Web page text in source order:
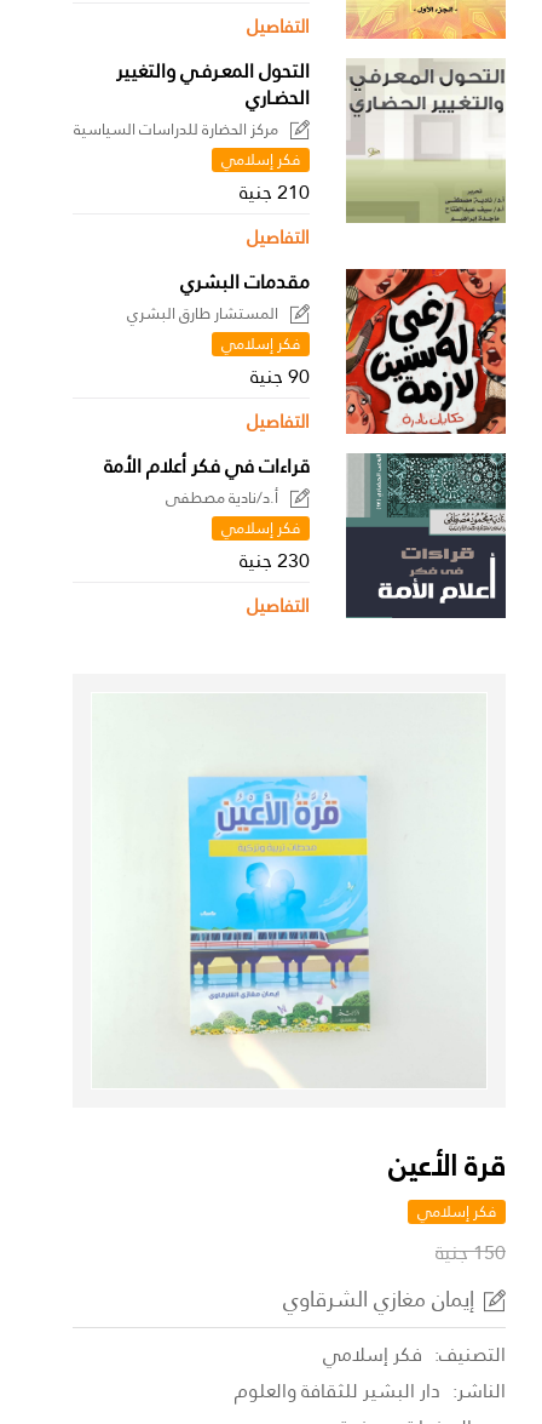
التفاصيل
التحول المعـرفـي والتغيير
الحضـاري
مركز الحضارة للدراسات السياسية
فكر إسلامي
210 جنية
التفاصيل
مقدمات البشري
المستشار طارق البشري
فكر إسلامي
90 جنية
التفاصيل
قراءات في فكر أعلام الأمة
أ.د/نادية مصطفى
فكر إسلامي
230 جنية
التفاصيل
قرة الأعين
فكر إسلامي
150 جنية
إيمان مغازي الشرقاوي
التصنيف: فكر إسلامي
الناشر: دار البشير للثقافة والعلوم